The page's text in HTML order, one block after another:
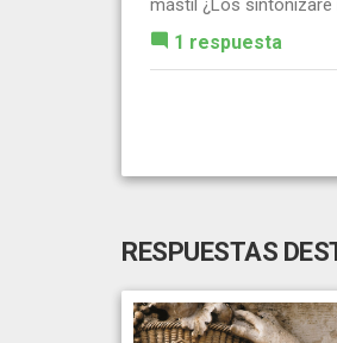
mástil ¿Los sintonizare
1 respuesta
RESPUESTAS